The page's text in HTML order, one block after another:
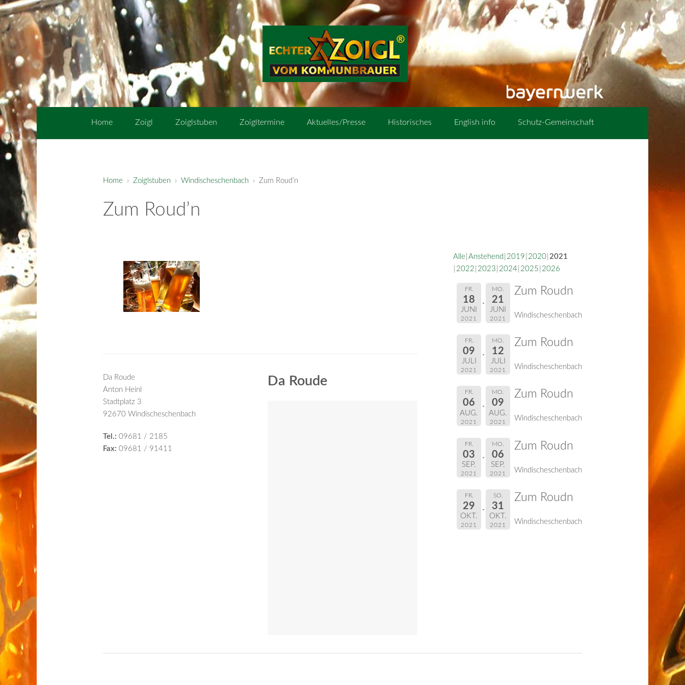
Home Zoigl Zoiglstuben Zoigltermine Aktuelles/Presse Historisches English info Schutz-Gemeinschaft
Home › Zoiglstuben › Windischeschenbach › Zum Roud’n
Zum Roud’n
Da Roude
Anton Heinl
Stadtplatz 3
92670 Windischeschenbach
Tel.: 09681 / 2185
Fax: 09681 / 91411
Da Roude
Alle Anstehend 2019 2020 2021
2022 2023 2024 2025 2026
FR.
18
JUNI
2021
MO.
21
JUNI
2021
Zum Roudn
Windischeschenbach
FR.
09
JULI
2021
MO.
12
JULI
2021
Zum Roudn
Windischeschenbach
FR.
06
AUG.
2021
MO.
09
AUG.
2021
Zum Roudn
Windischeschenbach
FR.
03
SEP.
2021
MO.
06
SEP.
2021
Zum Roudn
Windischeschenbach
FR.
29
OKT.
2021
SO.
31
OKT.
2021
Zum Roudn
Windischeschenbach